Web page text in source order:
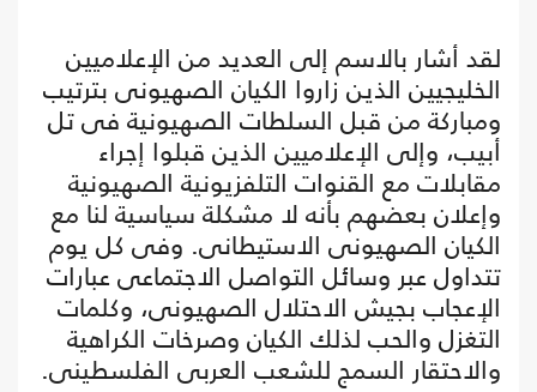
لقد أشار بالاسم إلى العديد من الإعلاميين
الخليجيين الذين زاروا الكيان الصهيونى بترتيب
ومباركة من قبل السلطات الصهيونية فى تل
أبيب، وإلى الإعلاميين الذين قبلوا إجراء
مقابلات مع القنوات التلفزيونية الصهيونية
وإعلان بعضهم بأنه لا مشكلة سياسية لنا مع
الكيان الصهيونى الاستيطانى. وفى كل يوم
تتداول عبر وسائل التواصل الاجتماعى عبارات
الإعجاب بجيش الاحتلال الصهيونى، وكلمات
التغزل والحب لذلك الكيان وصرخات الكراهية
والاحتقار السمج للشعب العربى الفلسطينى.